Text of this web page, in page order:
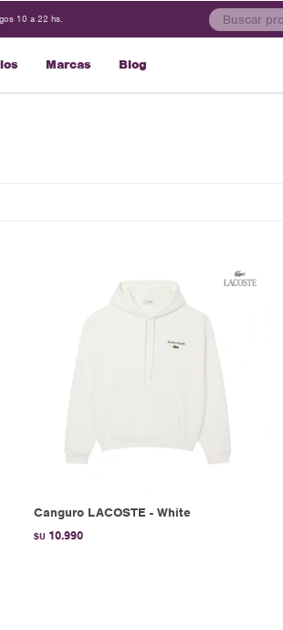
Marcas Blog
10 a 22 hs.
Canguro LACOSTE - White
$U 10.990